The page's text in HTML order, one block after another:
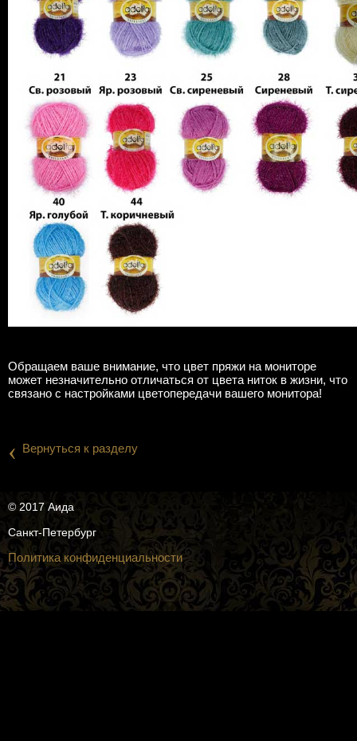
Обращаем ваше внимание, что цвет пряжи на мониторе
может незначительно отличаться от цвета ниток в жизни, что
связано с настройками цветопередачи вашего монитора!
‹ Вернуться к разделу
© 2017 Аида
Санкт-Петербург
Политика конфиденциальности